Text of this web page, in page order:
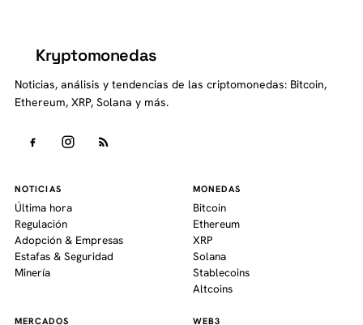
Kryptomonedas
Noticias, análisis y tendencias de las criptomonedas: Bitcoin,
Ethereum, XRP, Solana y más.
NOTICIAS
Última hora
Regulación
Adopción & Empresas
Estafas & Seguridad
Minería
MONEDAS
Bitcoin
Ethereum
XRP
Solana
Stablecoins
Altcoins
MERCADOS WEB3